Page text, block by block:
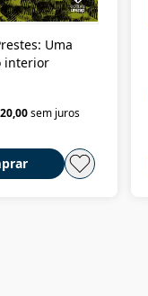
Uma
interior
sem juros